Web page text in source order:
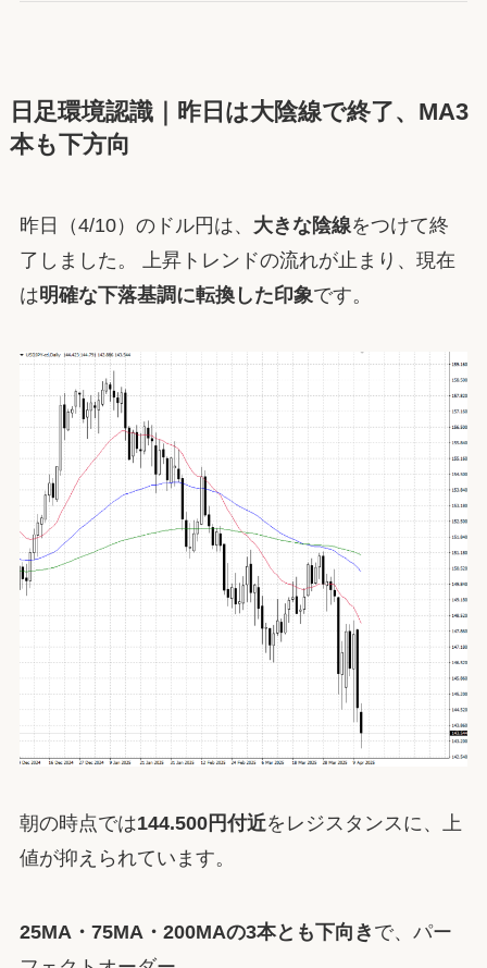
日足環境認識｜昨日は大陰線で終了、MA3
本も下方向
昨日（4/10）のドル円は、 大きな陰線をつけて終
了しました。 上昇トレンドの流れが止まり、現在
は明確な下落基調に転換した印象です。
朝の時点では144.500円付近をレジスタンスに、上
値が抑えられています。
25MA・75MA・200MAの3本とも下向き で、パー